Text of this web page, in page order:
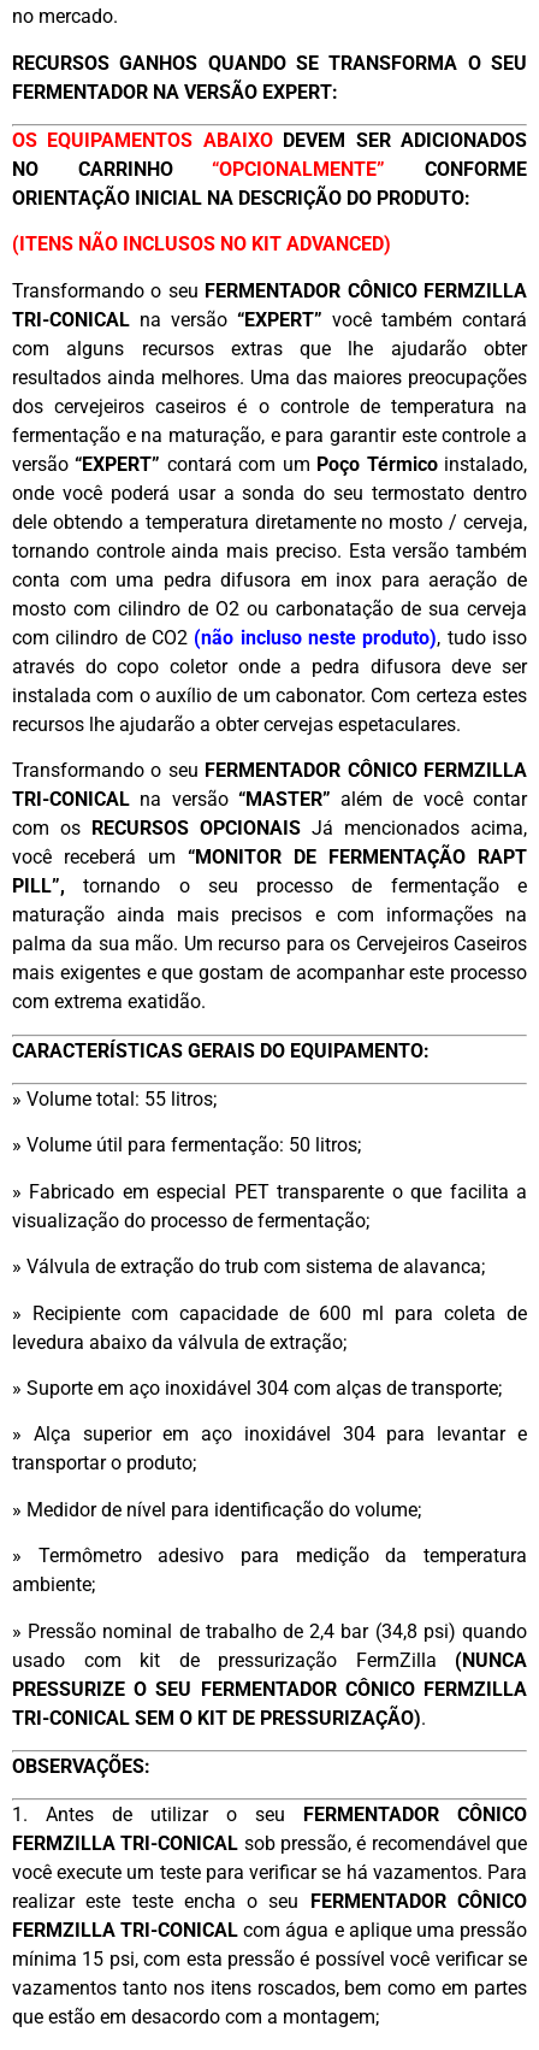
no mercado.
RECURSOS GANHOS QUANDO SE TRANSFORMA O SEU
FERMENTADOR NA VERSÃO EXPERT:
OS EQUIPAMENTOS ABAIXO DEVEM SER ADICIONADOS
NO CARRINHO“OPCIONALMENTE”CONFORME
ORIENTAÇÃO INICIAL NA DESCRIÇÃO DO PRODUTO:
(ITENS NÃO INCLUSOS NO KIT ADVANCED)
Transformando o seu FERMENTADOR CÔNICO FERMZILLA
TRI-CONICAL na versão “EXPERT” você também contará
com alguns recursos extras que lhe ajudarão obter
resultados ainda melhores. Uma das maiores preocupações
dos cervejeiros caseiros é o controle de temperatura na
fermentação e na maturação, e para garantir este controle a
versão“EXPERT” contará com um Poço Térmicoinstalado,
onde você poderá usar a sonda do seu termostato dentro
dele obtendo a temperatura diretamente no mosto / cerveja,
tornando controle ainda mais preciso. Esta versão também
conta com uma pedra difusora em inox para aeração de
mosto com cilindro de O2 ou carbonatação de sua cerveja
com cilindro de CO2 (não incluso neste produto), tudo isso
através do copo coletor onde a pedra difusora deve ser
instalada com o auxílio de um cabonator. Com certeza estes
recursos lhe ajudarão a obter cervejas espetaculares.
Transformando o seu FERMENTADOR CÔNICO FERMZILLA
TRI-CONICAL na versão “MASTER”além de você contar
com os
RECURSOS OPCIONAIS Já mencionados acima,
você receberá um “MONITOR DE FERMENTAÇÃO RAPT
PILL”,tornando o seu processo de fermentação e
maturação ainda mais precisos e com informações na
palma da sua mão. Um recurso para os Cervejeiros Caseiros
mais exigentes e que gostam de acompanhar este processo
com extrema exatidão.
CARACTERÍSTICAS GERAIS DO EQUIPAMENTO:
» Volume total: 55 litros;
» Volume útil para fermentação: 50 litros;
» Fabricado em especial PET transparente o que facilita a
visualização do processo de fermentação;
» Válvula de extração do trub com sistema de alavanca;
» Recipiente com capacidade de 600 ml para coleta de
levedura abaixo da válvula de extração;
» Suporte em aço inoxidável 304 com alças de transporte;
» Alça superior em aço inoxidável 304 para levantar e
transportar o produto;
» Medidor de nível para identificação do volume;
» Termômetro adesivo para medição da temperatura
ambiente;
» Pressão nominal de trabalho de 2,4 bar (34,8 psi) quando
usado com kit de pressurização FermZilla (NUNCA
PRESSURIZE O SEU FERMENTADOR CÔNICO FERMZILLA
TRI-CONICAL SEM O KIT DE PRESSURIZAÇÃO).
OBSERVAÇÕES:
1. Antes de utilizar o seu
FERMENTADOR CÔNICO
FERMZILLA TRI-CONICAL sob pressão, é recomendável que
você execute um teste para verificar se há vazamentos. Para
realizar este teste encha o seu
FERMENTADOR CÔNICO
FERMZILLA TRI-CONICAL com água e aplique uma pressão
mínima 15 psi, com esta pressão é possível você verificar se
vazamentos tanto nos itens roscados, bem como em partes
que estão em desacordo com a montagem;